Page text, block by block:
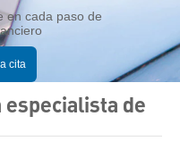
en cada paso de
cita
especialista de